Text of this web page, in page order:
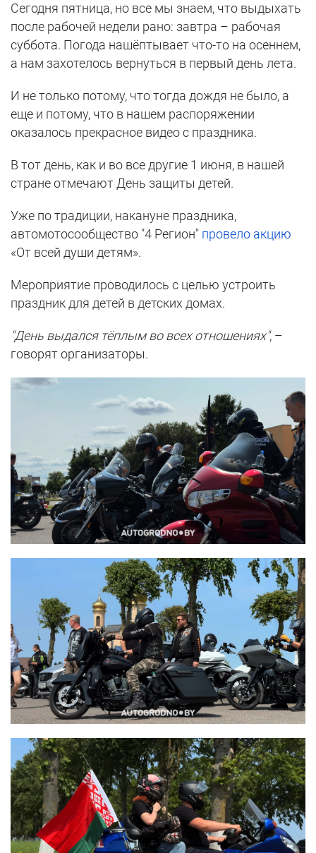
Сегодня пятница, но все мы знаем, что выдыхать
после рабочей недели рано: завтра – рабочая
суббота. Погода нашёптывает что-то на осеннем,
а нам захотелось вернуться в первый день лета.
И не только потому, что тогда дождя не было, а
еще и потому, что в нашем распоряжении
оказалось прекрасное видео с праздника.
В тот день, как и во все другие 1 июня, в нашей
стране отмечают День защиты детей.
Уже по традиции, накануне праздника,
автомотосообщество "4 Регион" провело акцию
«От всей души детям».
Мероприятие проводилось с целью устроить
праздник для детей в детских домах.
"День выдался тёплым во всех отношениях", –
говорят организаторы.